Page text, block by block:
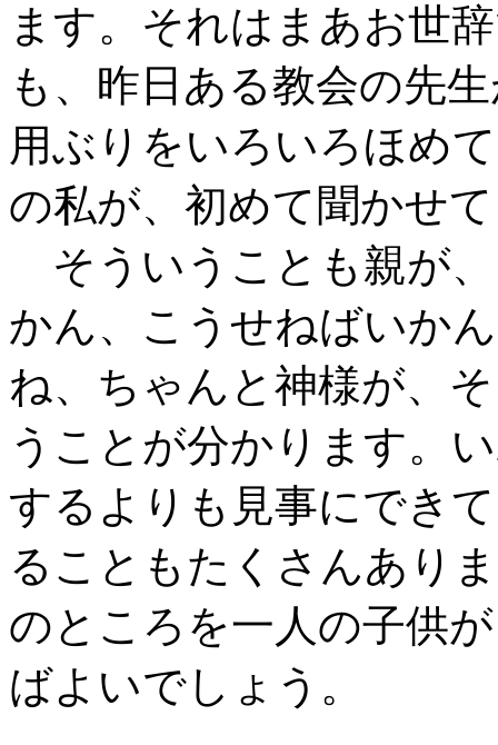
ます。それはまあお世
も、昨日ある教会の先
用ぶりをいろいろほめ
の私が、初めて聞かせ
そういうことも親が
かん、こうせねばいか
ね、ちゃんと神様が、
うことが分かります。
するよりも見事にでき
ることもたくさんあり
のところを一人の子供
ばよいでしょう。